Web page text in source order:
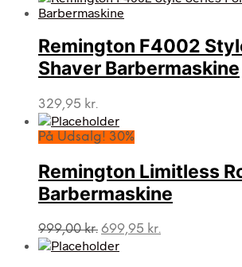
Remington F4002
Shaver Barbermaskine
329,95 kr.
På Udsalg! 30%
Remington Limitless
Barbermaskine
999,00kr. Den
oprindelige
699,95 kr.